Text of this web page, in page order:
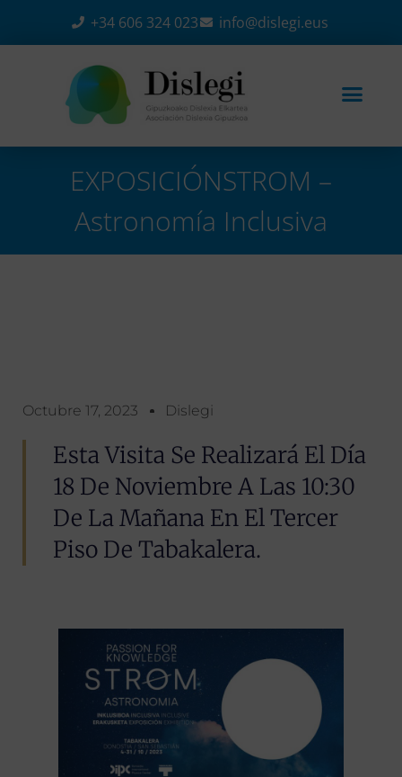
+34 606 324 023 info@dislegi.eus
EXPOSICIÓNSTROM –
Astronomía Inclusiva
Octubre 17, 2023 Dislegi
Esta Visita Se Realizará El Día
18 De Noviembre A Las 10:30
De La Mañana En El Tercer
Piso De Tabakalera.